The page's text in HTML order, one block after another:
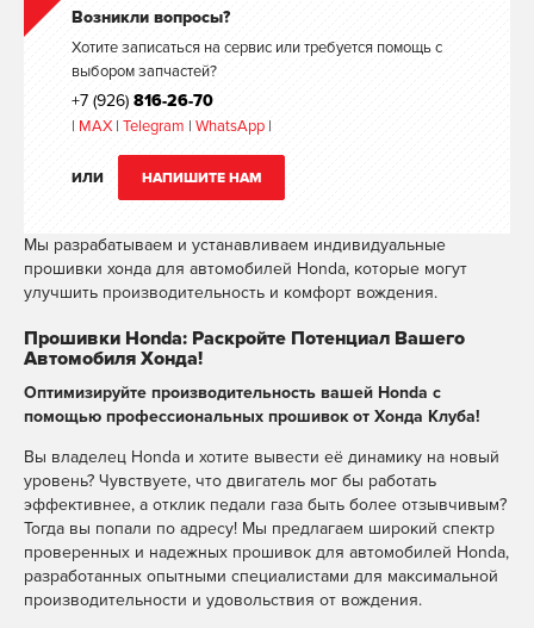
Возникли вопросы?
Хотите записаться на сервис или требуется помощь с
выбором запчастей?
+7 (926) 816-26-70
| MAX | Telegram | WhatsApp |
ИЛИ НАПИШИТЕ НАМ
Мы разрабатываем и устанавливаем индивидуальные
прошивки хонда для автомобилей Honda, которые могут
улучшить производительность и комфорт вождения.
Прошивки Honda: Раскройте Потенциал Вашего
Автомобиля Хонда!
Оптимизируйте производительность вашей Honda с
помощью профессиональных прошивок от Хонда Клуба!
Вы владелец Honda и хотите вывести её динамику на новый
уровень? Чувствуете, что двигатель мог бы работать
эффективнее, а отклик педали газа быть более отзывчивым?
Тогда вы попали по адресу! Мы предлагаем широкий спектр
проверенных и надежных прошивок для автомобилей Honda,
разработанных опытными специалистами для максимальной
производительности и удовольствия от вождения.